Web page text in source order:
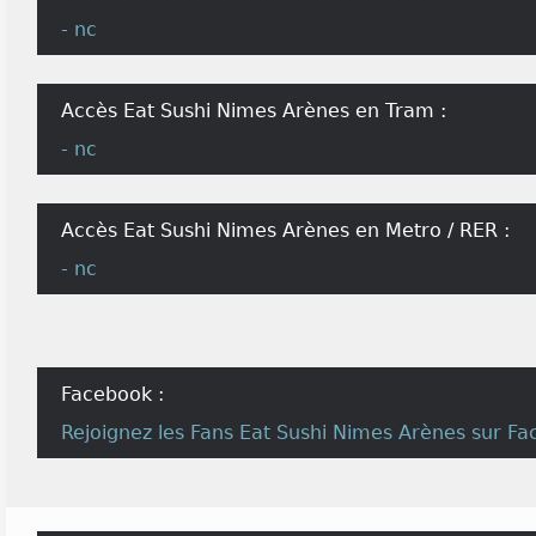
- nc
Accès Eat Sushi Nimes Arènes en Tram :
- nc
Accès Eat Sushi Nimes Arènes en Metro / RER :
- nc
Facebook :
Rejoignez les Fans Eat Sushi Nimes Arènes sur